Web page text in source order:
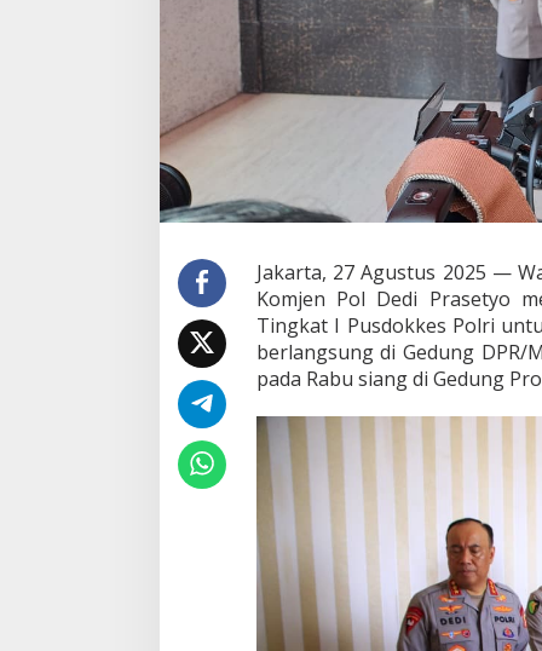
o
r
b
a
n
R
s
a
i
R
S
h
P
Jakarta, 27 Agustus 2025 —
Komjen Pol Dedi Prasetyo
Tingkat I Pusdokkes Polri
berlangsung di Gedung
pada Rabu siang di Gedung